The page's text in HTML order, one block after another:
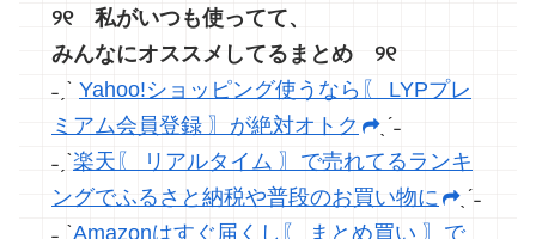
୨୧ 私がいつも使ってて、
みんなにオススメしてるまとめ ୨୧
˗ˏˋ Yahoo!ショッピング使うなら〖 LYPプレ
ミアム会員登録 〗が絶対オトク
ˎˊ˗
˗ˏˋ楽天〖 リアルタイム 〗で売れてるランキ
ングでふるさと納税や普段のお買い物に
ˎˊ˗
˗ˏˋAmazonはすぐ届くし〖 まとめ買い 〗で